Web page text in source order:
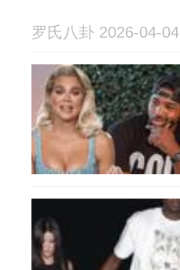
罗氏八卦 2026-04-04